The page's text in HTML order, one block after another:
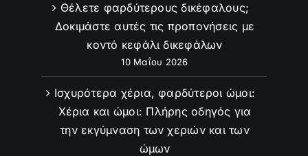
Θέλετε φαρδύτερους δικέφαλους;
Δοκιμάστε αυτές τις προπονήσεις με
κοντό κεφάλι δικεφάλων
10 Μαΐου 2026
Ισχυρότερα χέρια, φαρδύτεροι ώμοι:
Χέρια και ώμοι: Πλήρης οδηγός για
την εκγύμναση των χεριών και των
ώμων